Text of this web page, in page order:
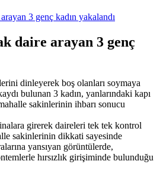
daire arayan 3 genç
dinleyerek boş olanları soymaya
bulunan 3 kadın, yanlarındaki kapı
sakinlerinin ihbarı sonucu
girerek daireleri tek tek kontrol
sakinlerinin dikkati sayesinde
yansıyan görüntülerde,
hırsızlık girişiminde bulunduğu